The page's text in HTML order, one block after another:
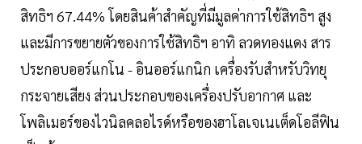
สิทธิฯ 67.44% โดยสินค้าสำคัญที่มีมูลค่าการใช้สิทธิฯ สูง
และมีการขยายตัวของการใช้สิทธิฯ อาทิ ลวดทองแดง สาร
ประกอบออร์แกโน - อินออร์แกนิก เครื่องรับสำหรับวิทยุ
กระจายเสียง ส่วนประกอบของเครื่องปรับอากาศ และ
โพลิเมอร์ของไวนิลคลอไรด์หรือของฮาโลเจเนเต็ดโอลีฟิน